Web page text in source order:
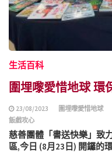
生活百科
圍埋嚟愛惜地球 環
23/08/2023 圍埋嚟愛惜地球
飯戲攻⼼
慈善團體「書送快樂」致
區,今日 (8月23日) 開鑼的